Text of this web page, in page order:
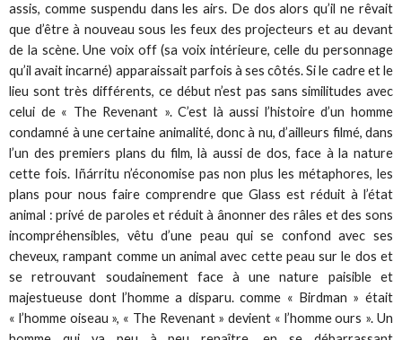
assis, comme suspendu dans les airs. De dos alors qu’il ne rêvait
que d’être à nouveau sous les feux des projecteurs et au devant
de la scène. Une voix off (sa voix intérieure, celle du personnage
qu’il avait incarné) apparaissait parfois à ses côtés. Si le cadre et le
lieu sont très différents, ce début n’est pas sans similitudes avec
celui de « The Revenant ». C’est là aussi l’histoire d’un homme
condamné à une certaine animalité, donc à nu, d’ailleurs filmé, dans
l’un des premiers plans du film, là aussi de dos, face à la nature
cette fois. Iñárritu n’économise pas non plus les métaphores, les
plans pour nous faire comprendre que Glass est réduit à l’état
animal : privé de paroles et réduit à ânonner des râles et des sons
incompréhensibles, vêtu d’une peau qui se confond avec ses
cheveux, rampant comme un animal avec cette peau sur le dos et
se retrouvant soudainement face à une nature paisible et
majestueuse dont l’homme a disparu. comme « Birdman » était
« l’homme oiseau », « The Revenant » devient « l’homme ours ». Un